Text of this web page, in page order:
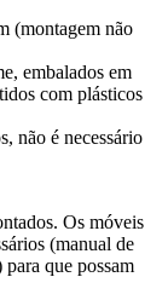
(montagem não
embalados em
com plásticos
não é necessário
Os móveis
(manual de
que possam